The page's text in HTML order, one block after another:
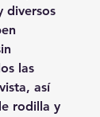
diversos
las
, así
rodilla y